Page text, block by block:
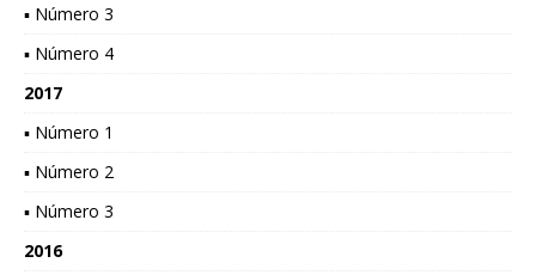
▪ Número 3
▪ Número 4
2017
▪ Número 1
▪ Número 2
▪ Número 3
2016